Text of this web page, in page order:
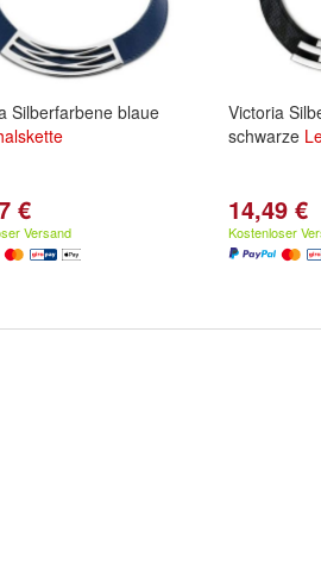
Silberfarbene blaue
€
Versand
Victoria
schwarze
14,49 €
Kostenloser